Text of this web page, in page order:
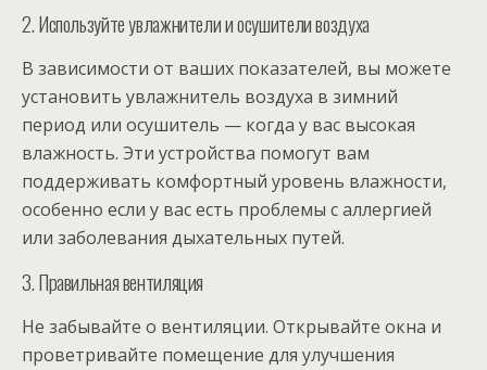
2. Используйте увлажнители и осушители воздуха
В зависимости от ваших показателей, вы можете
установить увлажнитель воздуха в зимний
период или осушитель — когда у вас высокая
влажность. Эти устройства помогут вам
поддерживать комфортный уровень влажности,
особенно если у вас есть проблемы с аллергией
или заболевания дыхательных путей.
3. Правильная вентиляция
Не забывайте о вентиляции. Открывайте окна и
проветривайте помещение для улучшения